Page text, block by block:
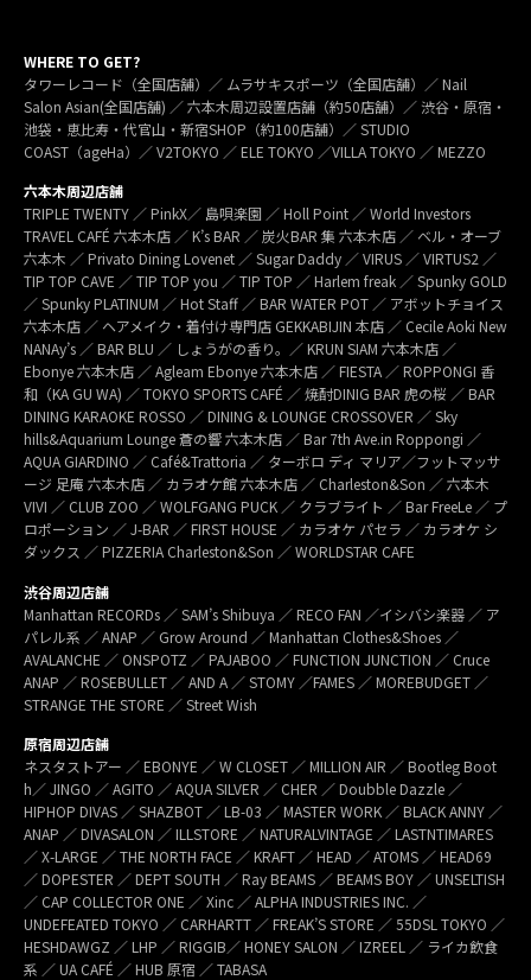
WHERE TO GET?
タワーレコード（全国店舗）／ ムラサキスポーツ（全国店舗）／ Nail
Salon Asian(全国店舗) ／ 六本木周辺設置店舗（約50店舗）／ 渋谷・原宿・
池袋・恵比寿・代官山・新宿SHOP（約100店舗）／ STUDIO
COAST（ageHa）／ V2TOKYO ／ ELE TOKYO ／VILLA TOKYO ／ MEZZO
六本木周辺店舗
TRIPLE TWENTY ／ PinkX／ 島唄楽園 ／ Holl Point ／ World Investors
TRAVEL CAFÉ 六本木店 ／ K’s BAR ／ 炭火BAR 集 六本木店 ／ ベル・オーブ
六本木 ／ Privato Dining Lovenet ／ Sugar Daddy ／ VIRUS ／ VIRTUS2 ／
TIP TOP CAVE ／ TIP TOP you ／ TIP TOP ／ Harlem freak ／ Spunky GOLD
／ Spunky PLATINUM ／ Hot Staff ／ BAR WATER POT ／ アボットチョイス
六本木店 ／ ヘアメイク・着付け専門店 GEKKABIJIN 本店 ／ Cecile Aoki New
NANAy’s ／ BAR BLU ／ しょうがの香り。／ KRUN SIAM 六本木店 ／
Ebonye 六本木店 ／ Agleam Ebonye 六本木店 ／ FIESTA ／ ROPPONGI 香
和（KA GU WA) ／ TOKYO SPORTS CAFÉ ／ 焼酎DINIG BAR 虎の桜 ／ BAR
DINING KARAOKE ROSSO ／ DINING & LOUNGE CROSSOVER ／ Sky
hills&Aquarium Lounge 蒼の響 六本木店 ／ Bar 7th Ave.in Roppongi ／
AQUA GIARDINO ／ Café&Trattoria ／ ターボロ ディ マリア／フットマッサ
ージ 足庵 六本木店 ／ カラオケ館 六本木店 ／ Charleston&Son ／ 六本木
VIVI ／ CLUB ZOO ／ WOLFGANG PUCK ／ クラブライト ／ Bar FreeLe ／ プ
ロポーション ／ J-BAR ／ FIRST HOUSE ／ カラオケ パセラ ／ カラオケ シ
ダックス ／ PIZZERIA Charleston&Son ／ WORLDSTAR CAFE
渋谷周辺店舗
Manhattan RECORDs ／ SAM’s Shibuya ／ RECO FAN ／イシバシ楽器 ／ ア
パレル系 ／ ANAP ／ Grow Around ／ Manhattan Clothes&Shoes ／
AVALANCHE ／ ONSPOTZ ／ PAJABOO ／ FUNCTION JUNCTION ／ Cruce
ANAP ／ ROSEBULLET ／ AND A ／ STOMY ／FAMES ／ MOREBUDGET ／
STRANGE THE STORE ／ Street Wish
原宿周辺店舗
ネスタストアー ／ EBONYE ／ W CLOSET ／ MILLION AIR ／ Bootleg Boot
h／ JINGO ／ AGITO ／ AQUA SILVER ／ CHER ／ Doubble Dazzle ／
HIPHOP DIVAS ／ SHAZBOT ／ LB-03 ／ MASTER WORK ／ BLACK ANNY ／
ANAP ／ DIVASALON ／ ILLSTORE ／ NATURALVINTAGE ／ LASTNTIMARES
／ X-LARGE ／ THE NORTH FACE ／ KRAFT ／ HEAD ／ ATOMS ／ HEAD69
／ DOPESTER ／ DEPT SOUTH ／ Ray BEAMS ／ BEAMS BOY ／ UNSELTISH
／ CAP COLLECTOR ONE ／ Xinc ／ ALPHA INDUSTRIES INC. ／
UNDEFEATED TOKYO ／ CARHARTT ／ FREAK’S STORE ／ 55DSL TOKYO ／
HESHDAWGZ ／ LHP ／ RIGGIB／ HONEY SALON ／ IZREEL ／ ライカ飲食
系 ／ UA CAFÉ ／ HUB 原宿 ／ TABASA